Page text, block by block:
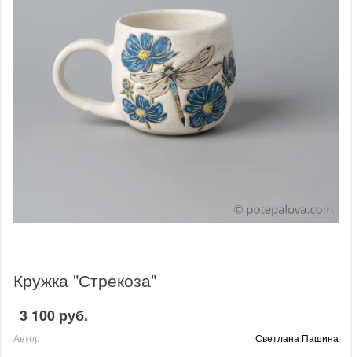
Кружка "Стрекоза"
3 100 руб.
Автор Светлана Пашина